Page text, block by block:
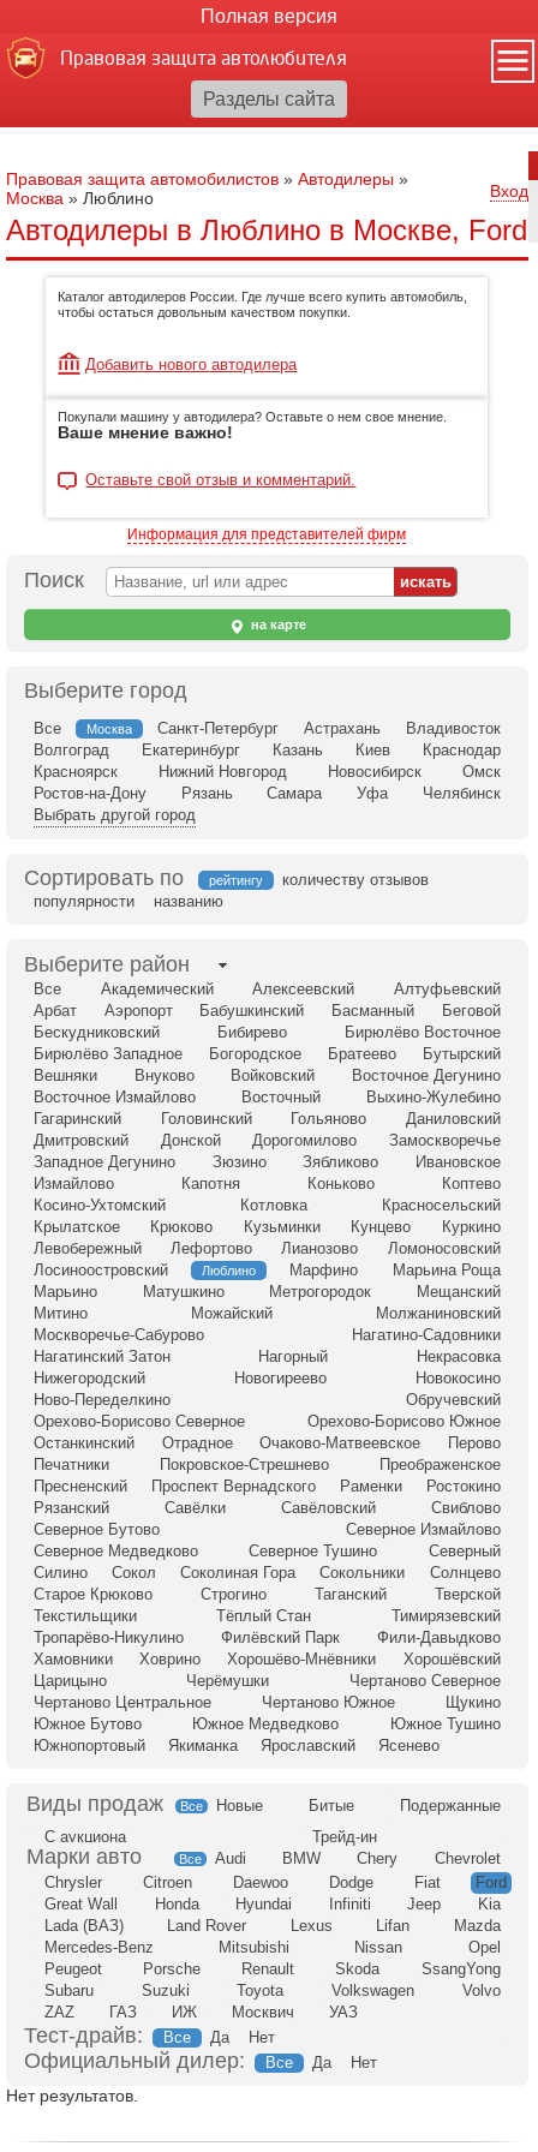
Полная версия
Правовая защита автолюбителя
Правовая защита автомобилистов » Автодилеры »
Москва » Люблино Вход
Автодилеры в Люблино в Москве, Ford
Каталог автодилеров России. Где лучше всего купить автомобиль,
чтобы остаться довольным качеством покупки.
Добавить нового автодилера
Покупали машину у автодилера? Оставьте о нем свое мнение.
Ваше мнение важно!
Оставьте свой отзыв и комментарий.
Информация для представителей фирм
Поиск
на карте
Выберите город
Все Москва Санкт-Петербург Астрахань
Владивосток
Волгоград
Екатеринбург Казань Киев
Краснодар
Красноярск
Нижний Новгород Новосибирск
Омск
Ростов-на-Дону
Рязань Самара Уфа
Челябинск
Выбрать другой город
Сортировать по рейтингу
количеству отзывов
популярности
названию
Выберите район
Все Академический Алексеевский
Алтуфьевский
Арбат
Аэропорт Бабушкинский Басманный
Беговой
Бескудниковский
Бибирево
Бирюлёво Восточное
Бирюлёво Западное
Богородское Братеево
Бутырский
Вешняки
Внуково Войковский
Восточное Дегунино
Восточное Измайлово
Восточный
Выхино-Жулебино
Гагаринский
Головинский Гольяново
Даниловский
Дмитровский
Донской Дорогомилово
Замоскворечье
Западное Дегунино
Зюзино Зябликово
Ивановское
Измайлово
Капотня Коньково
Коптево
Косино-Ухтомский
Котловка
Красносельский
Крылатское
Крюково Кузьминки Кунцево
Куркино
Левобережный
Лефортово Лианозово
Ломоносовский
Лосиноостровский
Люблино Марфино
Марьина Роща
Марьино
Матушкино Метрогородок
Мещанский
Митино
Можайский
Молжаниновский
Москворечье-Сабурово
Нагатино-Садовники
Нагатинский Затон
Нагорный
Некрасовка
Нижегородский
Новогиреево
Новокосино
Ново-Переделкино
Обручевский
Орехово-Борисово Северное
Орехово-Борисово Южное
Останкинский
Отрадное Очаково-Матвеевское
Перово
Печатники
Покровское-Стрешнево
Преображенское
Пресненский
Проспект Вернадского Раменки
Ростокино
Рязанский
Савёлки Савёловский
Свиблово
Северное Бутово
Северное Измайлово
Северное Медведково
Северное Тушино
Северный
Силино
Сокол Соколиная Гора Сокольники
Солнцево
Старое Крюково
Строгино Таганский
Тверской
Текстильщики
Тёплый Стан
Тимирязевский
Тропарёво-Никулино
Филёвский Парк
Фили-Давыдково
Хамовники
Ховрино Хорошёво-Мнёвники
Хорошёвский
Царицыно
Черёмушки
Чертаново Северное
Чертаново Центральное
Чертаново Южное
Щукино
Южное Бутово
Южное Медведково
Южное Тушино
Южнопортовый
Якиманка Ярославский Ясенево
Все Новые Битые
Подержанные
С аукциона
Трейд-ин
Все Audi BMW Chery
Chevrolet
Chrysler
Citroen Daewoo Dodge Fiat
Ford
Great Wall
Honda Hyundai Infiniti Jeep
Kia
Lada (ВАЗ)
Land Rover Lexus Lifan
Mazda
Mercedes-Benz
Mitsubishi Nissan
Opel
Peugeot
Porsche Renault Skoda
SsangYong
Subaru
Suzuki Toyota Volkswagen
Volvo
ZAZ
ГАЗ ИЖ Москвич УАЗ
Тест-драйв: Все Да Нет
Официальный дилер: Все Да Нет
Нет результатов.